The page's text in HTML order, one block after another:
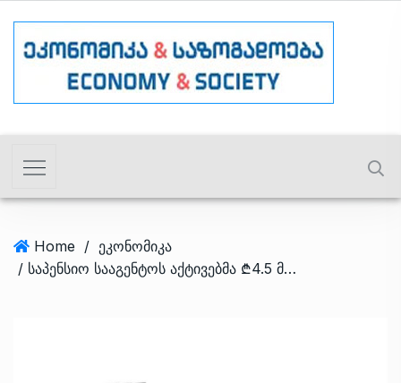
Home / ეკონომიკა
/ საპენსიო სააგენტოს აქტივებმა ₾4.5 მილიარდს გადააჭარბა